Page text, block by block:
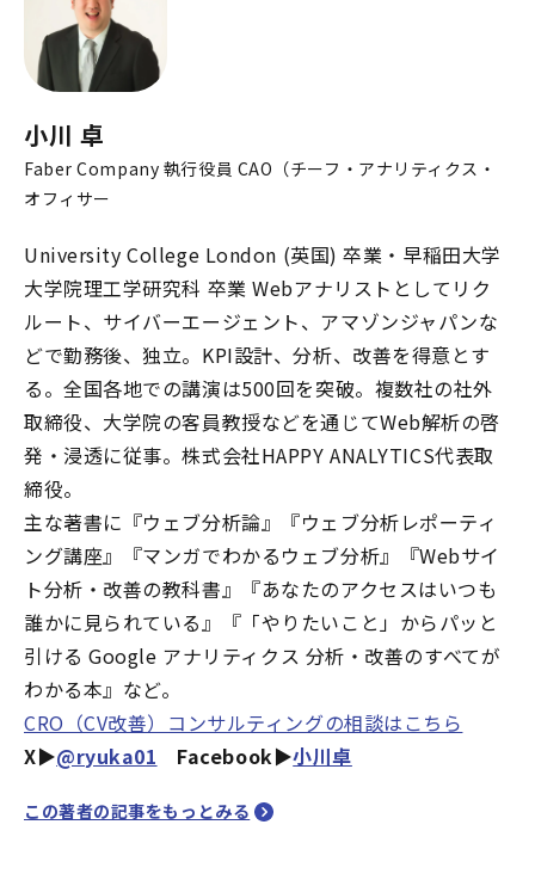
小川 卓
Faber Company 執行役員 CAO（チーフ・アナリティクス・
オフィサー
University College London (英国) 卒業・早稲田大学
大学院理工学研究科 卒業 Webアナリストとしてリク
ルート、サイバーエージェント、アマゾンジャパンな
どで勤務後、独立。KPI設計、分析、改善を得意とす
る。全国各地での講演は500回を突破。複数社の社外
取締役、大学院の客員教授などを通じてWeb解析の啓
発・浸透に従事。株式会社HAPPY ANALYTICS代表取
締役。
主な著書に『ウェブ分析論』『ウェブ分析レポーティ
ング講座』『マンガでわかるウェブ分析』『Webサイ
ト分析・改善の教科書』『あなたのアクセスはいつも
誰かに見られている』『「やりたいこと」からパッと
引ける Google アナリティクス 分析・改善のすべてが
わかる本』など。
CRO（CV改善）コンサルティングの相談はこちら
X▶︎@ryuka01 Facebook▶︎小川卓
この著者の記事をもっとみる